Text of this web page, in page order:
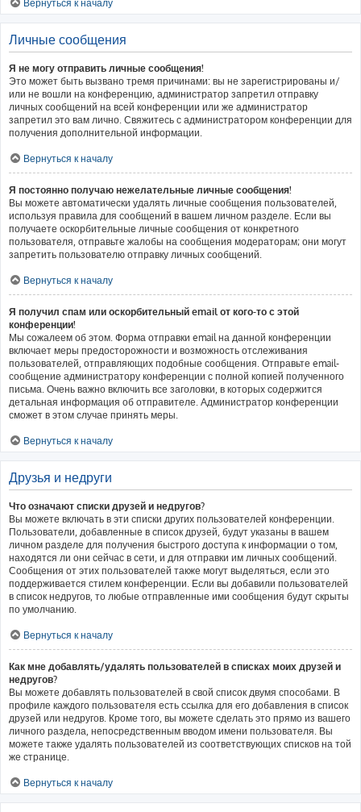
Вернуться к началу
Личные сообщения
Я не могу отправить личные сообщения!
Это может быть вызвано тремя причинами: вы не зарегистрированы и/
или не вошли на конференцию, администратор запретил отправку
личных сообщений на всей конференции или же администратор
запретил это вам лично. Свяжитесь с администратором конференции для
получения дополнительной информации.
Вернуться к началу
Я постоянно получаю нежелательные личные сообщения!
Вы можете автоматически удалять личные сообщения пользователей,
используя правила для сообщений в вашем личном разделе. Если вы
получаете оскорбительные личные сообщения от конкретного
пользователя, отправьте жалобы на сообщения модераторам; они могут
запретить пользователю отправку личных сообщений.
Вернуться к началу
Я получил спам или оскорбительный email от кого-то с этой
конференции!
Мы сожалеем об этом. Форма отправки email на данной конференции
включает меры предосторожности и возможность отслеживания
пользователей, отправляющих подобные сообщения. Отправьте email-
сообщение администратору конференции с полной копией полученного
письма. Очень важно включить все заголовки, в которых содержится
детальная информация об отправителе. Администратор конференции
сможет в этом случае принять меры.
Вернуться к началу
Друзья и недруги
Что означают списки друзей и недругов?
Вы можете включать в эти списки других пользователей конференции.
Пользователи, добавленные в список друзей, будут указаны в вашем
личном разделе для получения быстрого доступа к информации о том,
находятся ли они сейчас в сети, и для отправки им личных сообщений.
Сообщения от этих пользователей также могут выделяться, если это
поддерживается стилем конференции. Если вы добавили пользователей
в список недругов, то любые отправленные ими сообщения будут скрыты
по умолчанию.
Вернуться к началу
Как мне добавлять/удалять пользователей в списках моих друзей и
недругов?
Вы можете добавлять пользователей в свой список двумя способами. В
профиле каждого пользователя есть ссылка для его добавления в список
друзей или недругов. Кроме того, вы можете сделать это прямо из вашего
личного раздела, непосредственным вводом имени пользователя. Вы
можете также удалять пользователей из соответствующих списков на той
же странице.
Вернуться к началу